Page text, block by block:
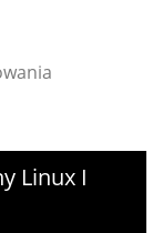
Linux I